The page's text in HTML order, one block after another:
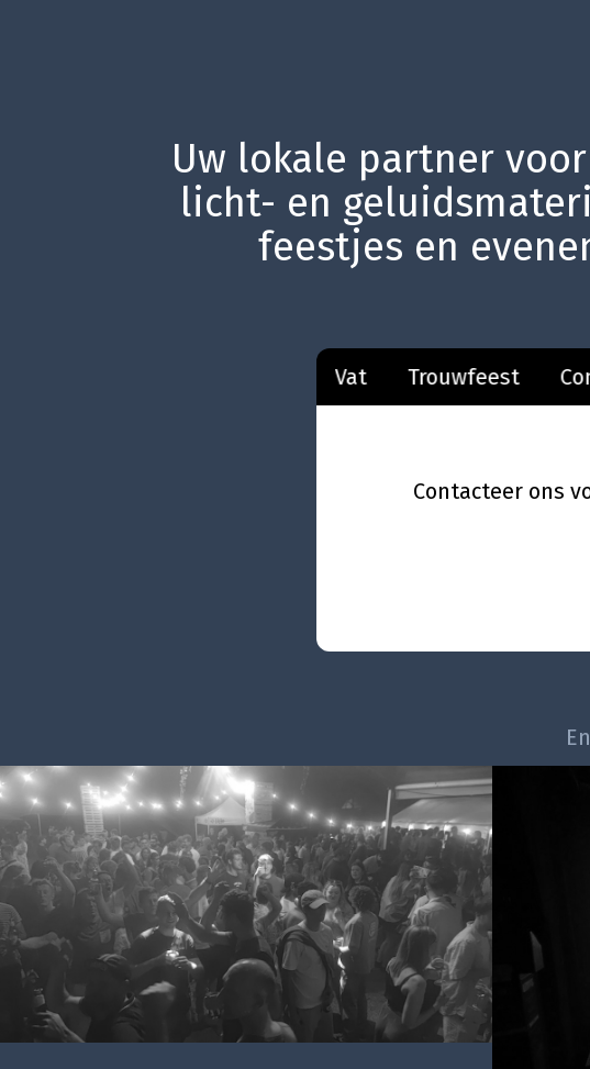
Uw lokale partner
licht- en
feestjes en
Trouwfeest
Contacteer ons